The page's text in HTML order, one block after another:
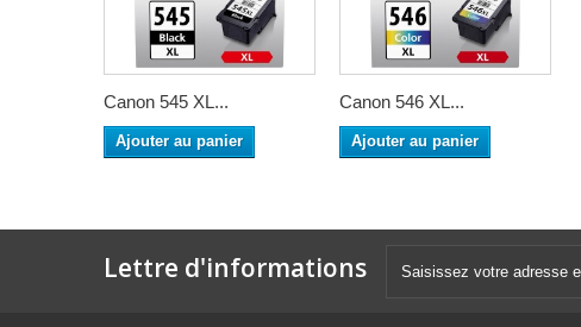
Canon 545 XL...
Ajouter au panier
Canon 546 XL...
Ajouter au panier
Lettre d'informations